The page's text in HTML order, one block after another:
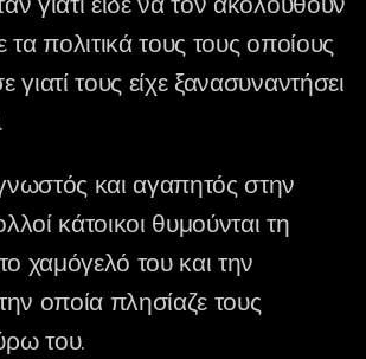
τα πολιτικά τους τους οποίους
γιατί τους είχε ξανασυναντήσει
και αγαπητός στην
κάτοικοι θυμούνται τη
χαμόγελό του και την
οποία πλησίαζε τους
του.